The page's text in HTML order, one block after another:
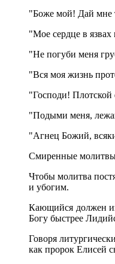
"Боже мой! Дай мне
"Мое сердце в
"Не погуби меня
"Вся моя жизнь
"Господи! Плотской
"Подыми меня,
"Агнец Божий,
Смиренные молитвы
Чтобы молитва
и убогим.
Кающийся должен
Богу быстрее
Говоря
как пророк Елисей